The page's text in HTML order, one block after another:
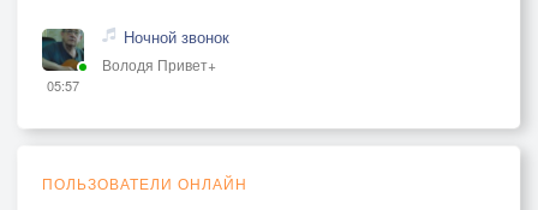
05:57
Ночной звонок
Володя Привет+
ПОЛЬЗОВАТЕЛИ ОНЛАЙН